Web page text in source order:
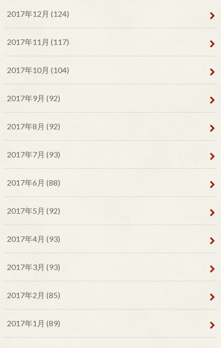
2017年12月 (124)
2017年11月 (117)
2017年10月 (104)
2017年9月 (92)
2017年8月 (92)
2017年7月 (93)
2017年6月 (88)
2017年5月 (92)
2017年4月 (93)
2017年3月 (93)
2017年2月 (85)
2017年1月 (89)